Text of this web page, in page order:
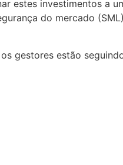
estes investimentos a
do mercado
gestores estão